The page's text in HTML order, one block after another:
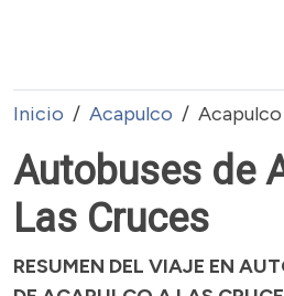
Inicio Acapulco Acapulco
Autobuses de
Las Cruces
RESUMEN DEL VIAJE EN